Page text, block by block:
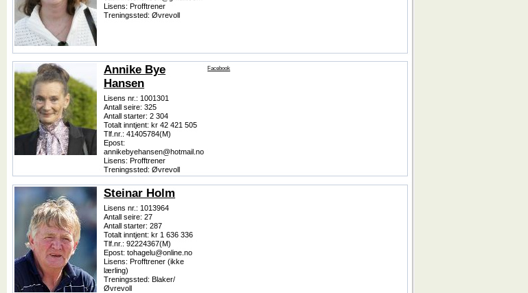
Lisens: Profftrener
Treningssted: Øvrevoll
Annike Bye
Hansen
Lisens nr.: 1001301
Antall seire: 325
Antall starter: 2 304
Totalt inntjent: kr 42 421 505
Tlf.nr.: 41405784(M)
Epost:
annikebyehansen@hotmail.no
Lisens: Profftrener
Treningssted: Øvrevoll
Facebook
Steinar Holm
Lisens nr.: 1013964
Antall seire: 27
Antall starter: 287
Totalt inntjent: kr 1 636 336
Tlf.nr.: 92224367(M)
Epost: tohagelu@online.no
Lisens: Profftrener (ikke
lærling)
Treningssted: Blaker/
Øvrevoll